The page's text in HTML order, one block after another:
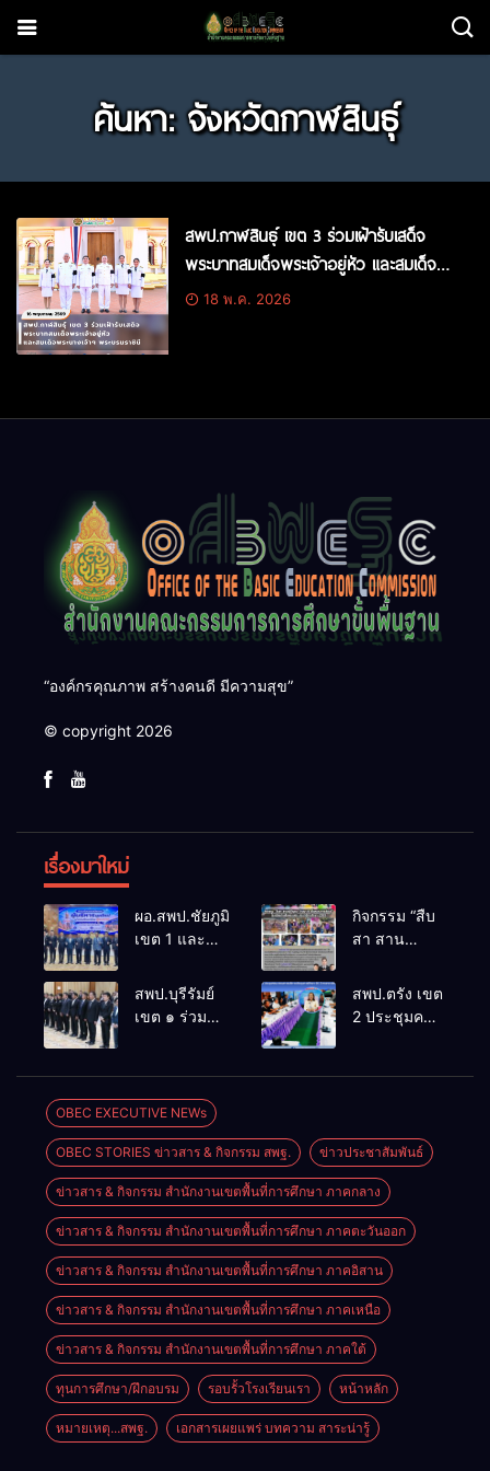
ค้นหา: จังหวัดกาฬสินธุ์
สพป.กาฬสินธุ์ เขต 3 ร่วมเฝ้ารับเสด็จ
พระบาทสมเด็จพระเจ้าอยู่หัว และสมเด็จ
พระนางเจ้าฯ พระบรมราชินี
18 พ.ค. 2026
“องค์กรคุณภาพ สร้างคนดี มีความสุข”
© copyright 2026
เรื่องมาใหม่
ผอ.สพป.ชัยภูมิ
เขต 1 และ
ประชุม
สัมมนาทาง
นำการศึกษา
ไทยสู่อนาคต”
ประจำเขต
ตรวจราชการ
ที่ 13
กิจกรรม “สืบ
สา สาน
ล้านนาวิถี สู่
โลกแห่งการ
เรียนรู้”
สันพระเนตร
สพป.บุรีรัมย์
เขต ๑ ร่วม
นำการศึกษา
ไทยสู่อนาคต”
เขตตรวจ
ราชการที่ ๑๓
สพป.ตรัง เขต
2 ประชุมคณะ
2569
OBEC EXECUTIVE NEWs
OBEC STORIES ข่าวสาร & กิจกรรม สพฐ. ข่าวประชาสัมพันธ์
ข่าวสาร & กิจกรรม สำนักงานเขตพื้นที่การศึกษา ภาคกลาง
ข่าวสาร & กิจกรรม สำนักงานเขตพื้นที่การศึกษา ภาคตะวันออก
ข่าวสาร & กิจกรรม สำนักงานเขตพื้นที่การศึกษา ภาคอิสาน
ข่าวสาร & กิจกรรม สำนักงานเขตพื้นที่การศึกษา ภาคเหนือ
ข่าวสาร & กิจกรรม สำนักงานเขตพื้นที่การศึกษา ภาคใต้
ทุนการศึกษา/ฝึกอบรม รอบรั้วโรงเรียนเรา หน้าหลัก
หมายเหตุ...สพฐ. เอกสารเผยแพร่ บทความ สาระน่ารู้